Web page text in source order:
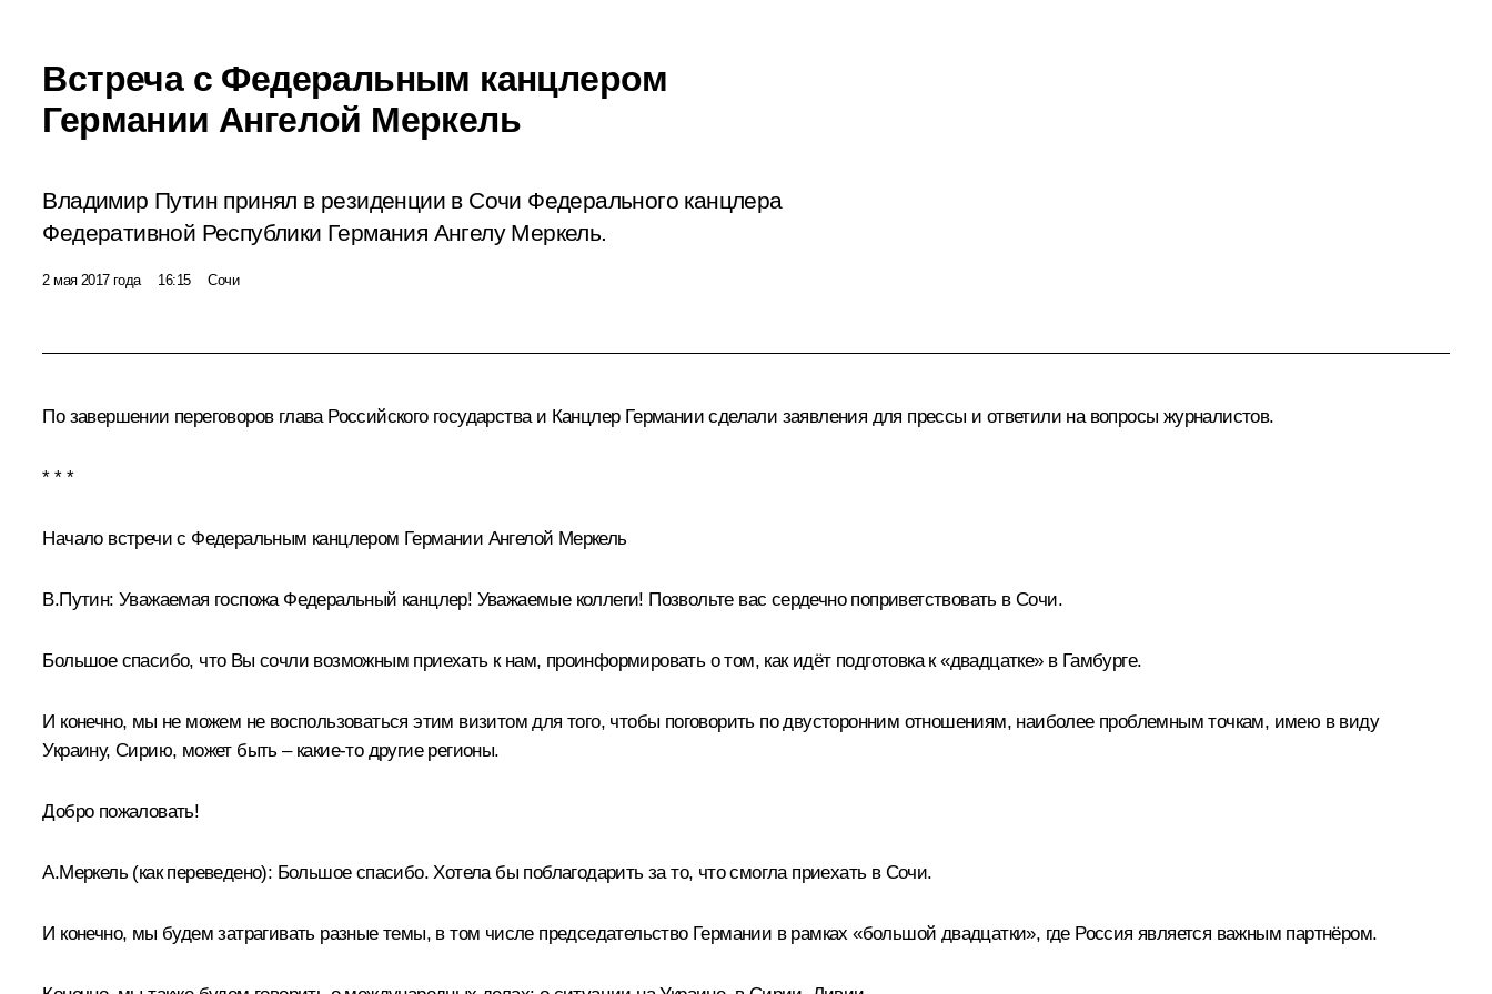
Встреча с Федеральным канцлером
Германии Ангелой Меркель
Владимир Путин принял в резиденции в Сочи Федерального канцлера
Федеративной Республики Германия Ангелу Меркель.
2 мая 2017 года 16:15 Сочи
По завершении переговоров глава Российского государства и Канцлер Германии сделали заявления для прессы и ответили на вопросы журналистов.
* * *
Начало встречи с Федеральным канцлером Германии Ангелой Меркель
В.Путин: Уважаемая госпожа Федеральный канцлер! Уважаемые коллеги! Позвольте вас сердечно поприветствовать в Сочи.
Большое спасибо, что Вы сочли возможным приехать к нам, проинформировать о том, как идёт подготовка к«двадцатке»в Гамбурге.
И конечно, мы не можем не воспользоваться этим визитом для того, чтобы поговорить по двусторонним отношениям, наиболее проблемным точкам, имею в виду
Украину, Сирию, может быть – какие-то другие регионы.
Добро пожаловать!
А.Меркель (как переведено): Большое спасибо. Хотела бы поблагодарить за то, что смогла приехать в Сочи.
И конечно, мы будем затрагивать разные темы, в том числе председательство Германии в рамках «большой двадцатки», где Россия является важным партнёром.